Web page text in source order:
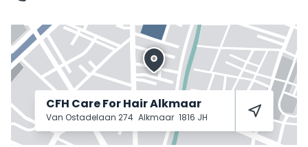
CFH Care For Hair Alkmaar
Van Ostadelaan 274 Alkmaar 1816 JH